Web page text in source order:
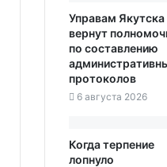
Управам Якутска
вернут
по составлению
протоколов
6 августа 2026
Когда терпение
лопнуло